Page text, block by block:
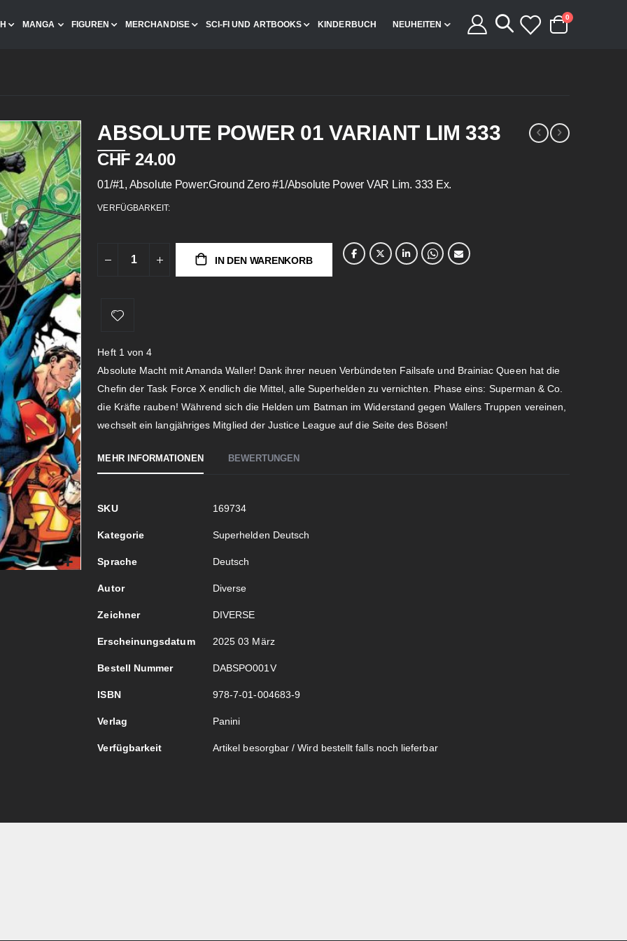
MANGA FIGUREN MERCHANDISE SCI-FI UND ARTBOOKS KINDERBUCH NEUHEITEN
Cart
0 Artikel
ABSOLUTE POWER 01 VARIANT LIM 333
CHF 24.00
01/#1, Absolute Power:Ground Zero #1/Absolute Power VAR Lim. 333 Ex.
VERFÜGBARKEIT:
IN DEN WARENKORB
Heft 1 von 4
Absolute Macht mit Amanda Waller! Dank ihrer neuen Verbündeten Failsafe und Brainiac Queen hat die
Chefin der Task Force X endlich die Mittel, alle Superhelden zu vernichten. Phase eins: Superman & Co.
die Kräfte rauben! Während sich die Helden um Batman im Widerstand gegen Wallers Truppen vereinen,
wechselt ein langjähriges Mitglied der Justice League auf die Seite des Bösen!
MEHR INFORMATIONEN
Mehr
SKU 169734
Kategorie Superhelden Deutsch
Sprache Deutsch
Autor Diverse
Zeichner DIVERSE
Erscheinungsdatum 2025 03 März
Bestell Nummer DABSPO001V
ISBN 978-7-01-004683-9
Verlag Panini
Verfügbarkeit Artikel besorgbar / Wird bestellt falls noch lieferbar
BEWERTUNGEN